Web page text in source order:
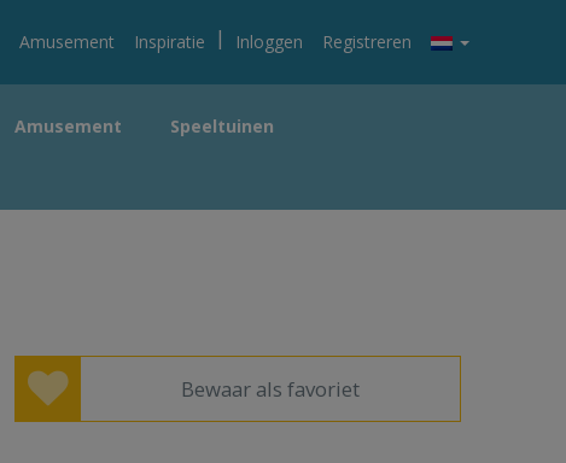
Amusement Inspiratie | Inloggen Registreren
Amusement
Speeltuinen
Bewaar als favoriet